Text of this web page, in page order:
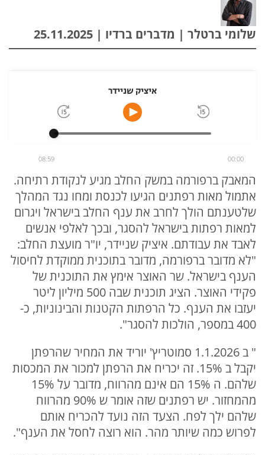
שלומי ברטלר | מדברים ברדיו | 25.11.2025
איציק שניידר
00:00
08:59
המאבק ברפורמה במשק החלב מגיע לנקודת רתיחה.
אתמול מאות רפתנים הגיעו לכנסת ומחו נגד המהלך
שלטענתם הולך לחרב את ענף החלב בישראל ויגרום
למאות רפתות בישראל להסגר, ובכך לאלפי אנשים
לאבד את עבודתם. איציק שניידר, יו"ר מועצת החלב:
"לא מדובר ברפורמה, מדובר בתוכנית ממוקדת לחיסול
הענף בישראל. שר האוצר אימץ את התוכנית של
פקידי האוצר. הציג תוכנית שבה 500 מיליון ליטר
יעזבו את הענף. כל הרפתות הקטנות והבינוניות, כ-
400 במספר, הולכות להסגר".
" ב 1.1.2026 סמוטריץ' יוריד את המחיר שהרפתן
יקבל ב 15%. זה יכריח את הרפתן למכור את המכסות
שלהם. ה 15% הם אינם מהרווח, מדובר על 15%
מהמחזור. יש רפתנים שזה אומר ש 90% מהרווח
שלהם ילך לפח. הצעד הזה נועד להכריח אותם
לפרוש כמה שיותר מהר. הוא רוצה לחסל את הענף".